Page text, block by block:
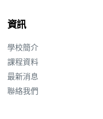
資訊
學校簡介
課程資料
最新消息
聯絡我們